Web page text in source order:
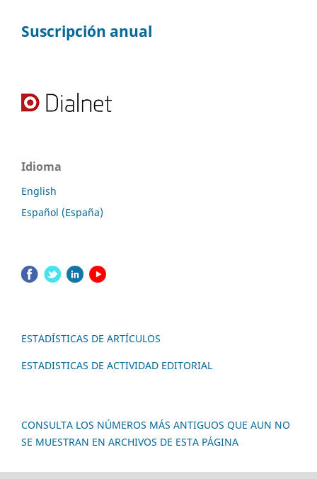
Suscripción anual
Idioma
English
Español (España)
ESTADÍSTICAS DE ARTÍCULOS
ESTADISTICAS DE ACTIVIDAD EDITORIAL
CONSULTA LOS NÚMEROS MÁS ANTIGUOS QUE AUN NO
SE MUESTRAN EN ARCHIVOS DE ESTA PÁGINA